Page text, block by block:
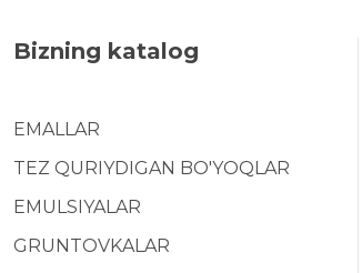
Bizning katalog
EMALLAR
TEZ QURIYDIGAN BO'YOQLAR
EMULSIYALAR
GRUNTOVKALAR